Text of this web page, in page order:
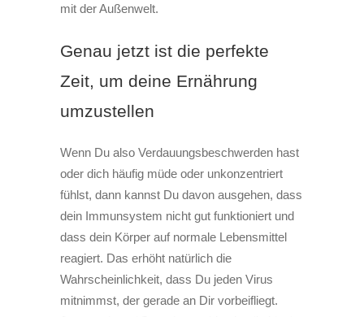
mit der Außenwelt.
Genau jetzt ist die perfekte
Zeit, um deine Ernährung
umzustellen
Wenn Du also Verdauungsbeschwerden hast
oder dich häufig müde oder unkonzentriert
fühlst, dann kannst Du davon ausgehen, dass
dein Immunsystem nicht gut funktioniert und
dass dein Körper auf normale Lebensmittel
reagiert. Das erhöht natürlich die
Wahrscheinlichkeit, dass Du jeden Virus
mitnimmst, der gerade an Dir vorbeifliegt.